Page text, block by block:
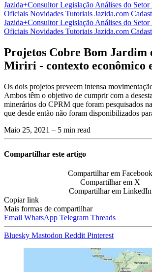
Jazida+ConsultorLegislação Análises do
Oficiais Novidades Tutoriais Jazida.com
Jazida+ConsultorLegislação Análises do
Oficiais Novidades Tutoriais Jazida.com
Projetos Cobre Bom Jardim
Miriri - contexto econômico
Os dois projetos preveem intensa
Ambos têm o objetivo de cumprir com a
minerários do CPRM que foram pesquisados
que desde então não foram disponibilizados
Maio 25, 2021 – 5 min read
Compartilhar este artigo
Compartilhar em Facebook
Compartilhar em X
Compartilhar em LinkedIn
Copiar link
Mais formas de compartilhar
Email WhatsApp Telegram Threads
Bluesky Mastodon Reddit Pinterest